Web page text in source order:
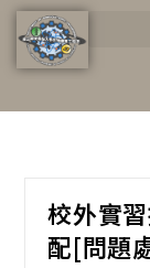
校外實
配[問題